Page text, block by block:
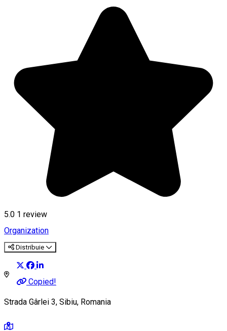
5.0 1 review
Organization
Distribuie
Copied!
Strada Gârlei 3, Sibiu, Romania